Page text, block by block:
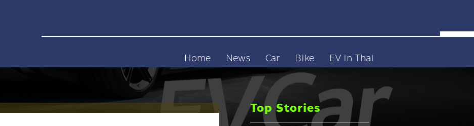
Home News Car Bike EV in Thai
Top Stories